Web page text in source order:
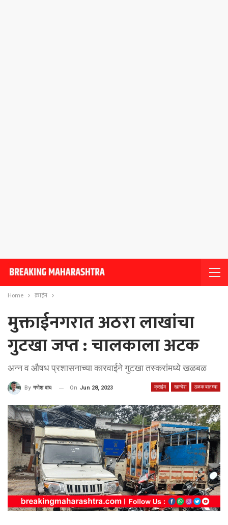
Home क्राईम
मुक्ताईनगरात अठरा लाखांचा
गुटखा जप्त : चालकाला अटक
अन्न व औषध प्रशासनाच्या कारवाईने गुटखा तस्करांमध्ये खळबळ
क्राईम खान्देश ठळक बातम्या
By गणेश वाघ On Jun 28, 2023